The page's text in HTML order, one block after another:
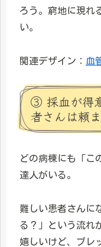
ろう。窮地に現れ
い。
関連デザイン： 血
③ 採血が得
者さんは頼
どの病棟にも「こ
達人がいる。
難しい患者さん
る？」という流れ
嬉しいけど、プレ